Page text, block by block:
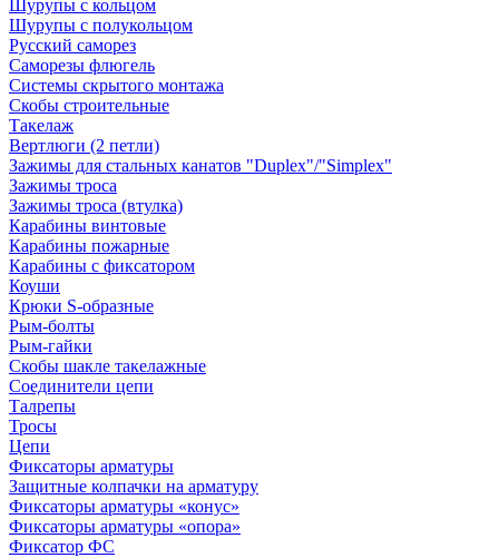
Шурупы с кольцом
Шурупы с полукольцом
Русский саморез
Саморезы флюгель
Системы скрытого монтажа
Скобы строительные
Такелаж
Вертлюги (2 петли)
Зажимы для стальных канатов "Duplex"/"Simplex"
Зажимы троса
Зажимы троса (втулка)
Карабины винтовые
Карабины пожарные
Карабины с фиксатором
Коуши
Крюки S-образные
Рым-болты
Рым-гайки
Скобы шакле такелажные
Соединители цепи
Талрепы
Тросы
Цепи
Фиксаторы арматуры
Защитные колпачки на арматуру
Фиксаторы арматуры «конус»
Фиксаторы арматуры «опора»
Фиксатор ФС